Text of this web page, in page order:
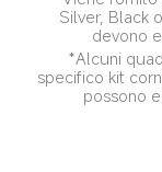
Silver, Black
devono
*Alcuni
specifico kit
possono